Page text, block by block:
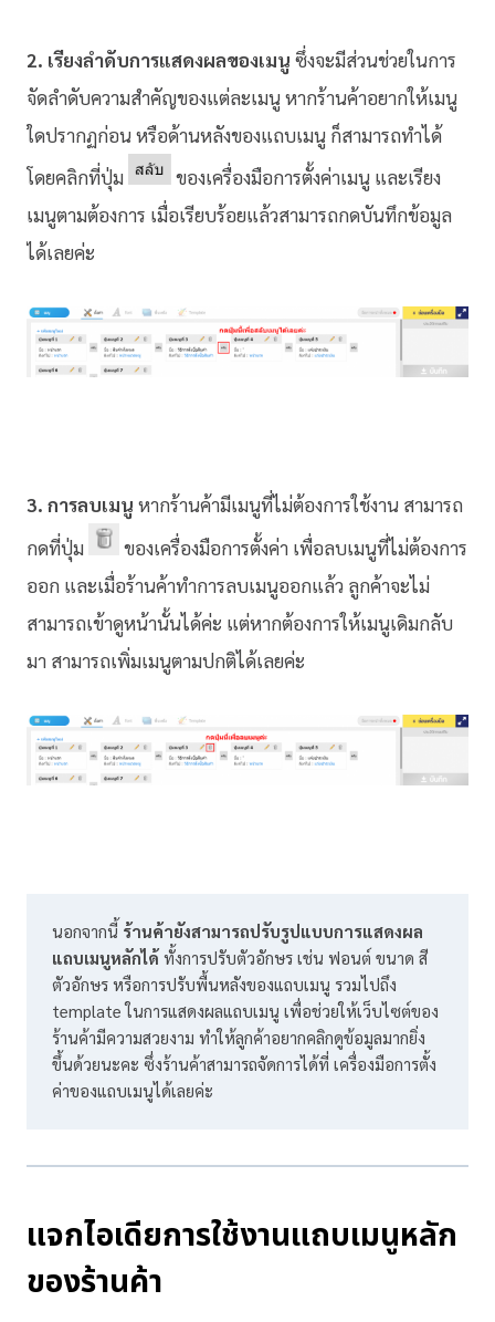
2. เรียงลำดับการแสดงผลของเมนู ซึ่งจะมีส่วนช่วยในการ
จัดลำดับความสำคัญของแต่ละเมนู หากร้านค้าอยากให้เมนู
ใดปรากฏก่อน หรือด้านหลังของแถบเมนู ก็สามารถทำได้
โดยคลิกที่ปุ่ม
ของเครื่องมือการตั้งค่าเมนู และเรียง
เมนูตามต้องการ เมื่อเรียบร้อยแล้วสามารถกดบันทึกข้อมูล
ได้เลยค่ะ
3. การลบเมนู หากร้านค้ามีเมนูที่ไม่ต้องการใช้งาน สามารถ
กดที่ปุ่ม
ของเครื่องมือการตั้งค่า เพื่อลบเมนูที่ไม่ต้องการ
ออก และเมื่อร้านค้าทำการลบเมนูออกแล้ว ลูกค้าจะไม่
สามารถเข้าดูหน้านั้นได้ค่ะ แต่หากต้องการให้เมนูเดิมกลับ
มา สามารถเพิ่มเมนูตามปกติได้เลยค่ะ
นอกจากนี้ ร้านค้ายังสามารถปรับรูปแบบการแสดงผล
แถบเมนูหลักได้ ทั้งการปรับตัวอักษร เช่น ฟอนต์ ขนาด สี
ตัวอักษร หรือการปรับพื้นหลังของแถบเมนู รวมไปถึง
template ในการแสดงผลแถบเมนู เพื่อช่วยให้เว็บไซต์ของ
ร้านค้ามีความสวยงาม ทำให้ลูกค้าอยากคลิกดูข้อมูลมากยิ่ง
ขึ้นด้วยนะคะ ซึ่งร้านค้าสามารถจัดการได้ที่ เครื่องมือการตั้ง
ค่าของแถบเมนูได้เลยค่ะ
แจกไอเดียการใช้งานแถบเมนูหลัก
ของร้านค้า